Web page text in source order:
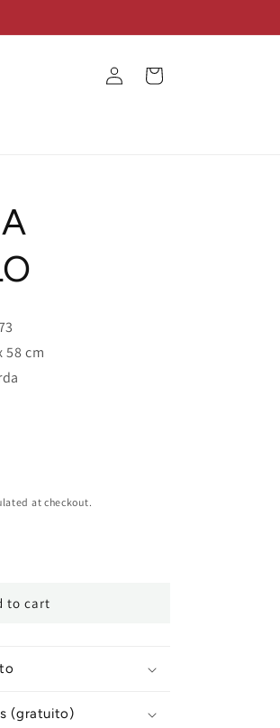
Log
in
Cart
58 cm
at checkout.
to cart
(gratuito)